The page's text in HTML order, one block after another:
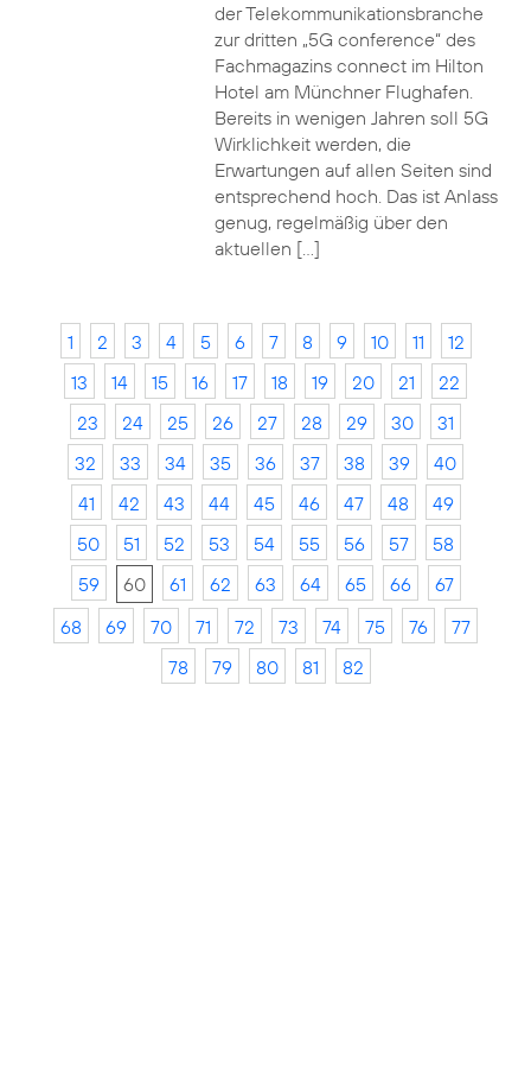
der Telekommunikationsbranche
zur dritten „5G conference“ des
Fachmagazins connect im Hilton
Hotel am Münchner Flughafen.
Bereits in wenigen Jahren soll 5G
Wirklichkeit werden, die
Erwartungen auf allen Seiten sind
entsprechend hoch. Das ist Anlass
genug, regelmäßig über den
aktuellen […]
1 2 3 4 5 6 7 8 9 10 11
12
13
14 15 16 17 18 19 20 21
22
23
24 25 26 27 28 29 30
31
32
33 34 35 36 37 38 39
40
41
42 43 44 45 46 47 48
49
50
51 52 53 54 55 56 57
58
59
60 61 62 63 64 65 66
67
68
69 70 71 72 73 74 75 76
77
78
79 80 81 82